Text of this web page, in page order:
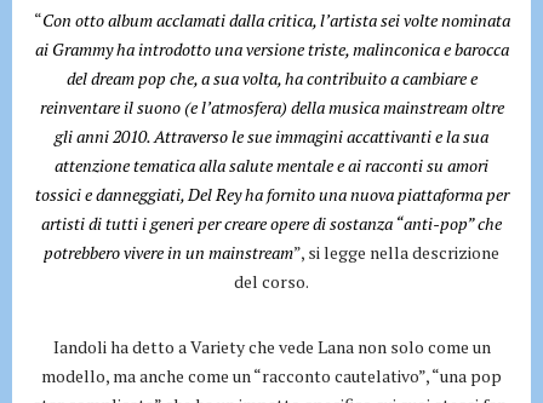
“Con otto album acclamati dalla critica, l’artista sei volte nominata
ai Grammy ha introdotto una versione triste, malinconica e barocca
del dream pop che, a sua volta, ha contribuito a cambiare e
reinventare il suono (e l’atmosfera) della musica mainstream oltre
gli anni 2010. Attraverso le sue immagini accattivanti e la sua
attenzione tematica alla salute mentale e ai racconti su amori
tossici e danneggiati, Del Rey ha fornito una nuova piattaforma per
artisti di tutti i generi per creare opere di sostanza “anti-pop” che
potrebbero vivere in un mainstream”, si legge nella descrizione
del corso.
Iandoli ha detto a Variety che vede Lana non solo come un
modello, ma anche come un “racconto cautelativo”, “una pop